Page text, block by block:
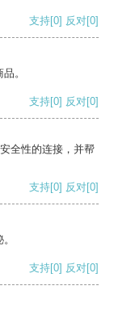
支持[0] 反对[0]
。
支持[0] 反对[0]
全性的连接，并帮
支持[0] 反对[0]
支持[0] 反对[0]